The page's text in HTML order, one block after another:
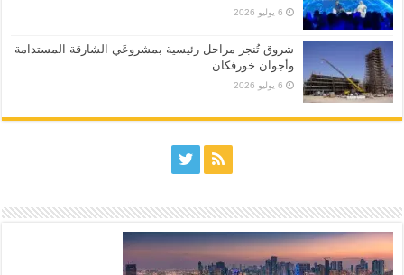
6 يوليو 2026
شروق تُنجز مراحل رئيسية بمشروعَي الشارقة المستدامة
وأجوان خورفكان
6 يوليو 2026